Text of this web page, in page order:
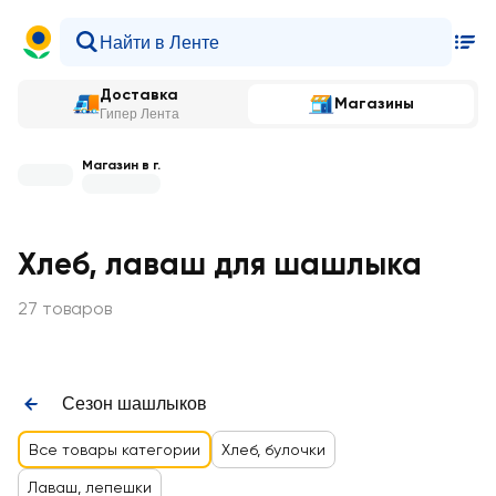
Доставка
Гипер Лента
Магазины
Магазин в г.
Хлеб, лаваш для шашлыка
27 товаров
Сезон шашлыков
Все товары категории Хлеб, булочки
Лаваш, лепешки